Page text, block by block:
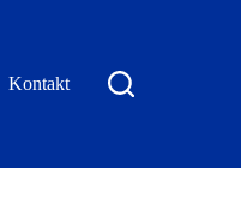
Kontakt